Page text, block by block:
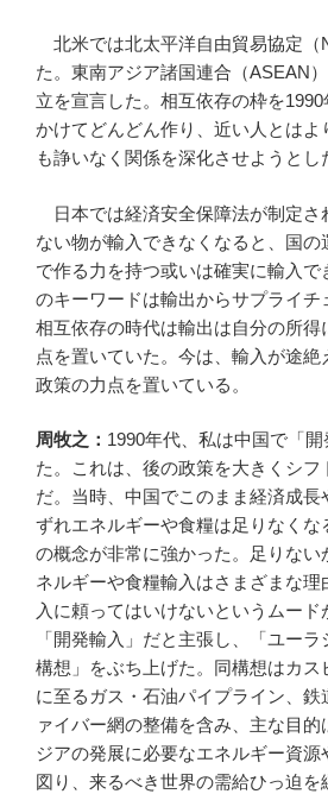
北米では北太平洋自由貿易協定（
た。東南アジア諸国連合（ASEAN
立を宣言した。相互依存の枠を
かけてどんどん作り、近い人とはよ
も諍いなく関係を深化させようとし
日本では経済安全保障法が制定さ
ない物が輸入できなくなると、国の
で作る力を持つ或いは確実に輸入で
のキーワードは輸出からサプライチ
相互依存の時代は輸出は自分の所得
点を置いていた。今は、輸入が途絶
政策の力点を置いている。
周牧之： 1990年代、私は中国で「
た。これは、後の政策を大きくシフ
だ。当時、中国でこのまま経済成長
ずれエネルギーや食糧は足りなくな
の概念が非常に強かった。足りない
ネルギーや食糧輸入はさまざまな理
入に頼ってはいけないというムー
「開発輸入」だと主張し、「ユー
構想」をぶち上げた。同構想はカス
に至るガス・石油パイプライン、鉄
ァイバー網の整備を含み、主な目
ジアの発展に必要なエネルギー資源
図り、来るべき世界の需給ひっ迫を